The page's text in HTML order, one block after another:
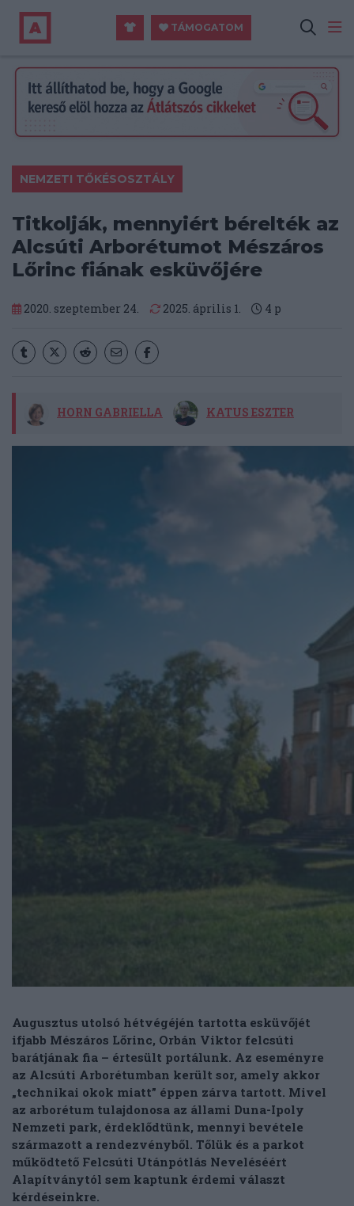
TÁMOGATOM
NEMZETI TŐKÉSOSZTÁLY
Titkolják, mennyiért bérelték az
Alcsúti Arborétumot Mészáros
Lőrinc fiának esküvőjére
2020. szeptember 24. 2025. április 1. 4 p
HORN GABRIELLA KATUS ESZTER
Augusztus utolsó hétvégéjén tartotta esküvőjét
ifjabb Mészáros Lőrinc, Orbán Viktor felcsúti
barátjának fia – értesült portálunk. Az eseményre
az Alcsúti Arborétumban került sor, amely akkor
„technikai okok miatt” éppen zárva tartott. Mivel
az arborétum tulajdonosa az állami Duna-Ipoly
Nemzeti park, érdeklődtünk, mennyi bevétele
származott a rendezvényből. Tőlük és a parkot
működtető Felcsúti Utánpótlás Neveléséért
Alapítványtól sem kaptunk érdemi választ
kérdéseinkre.